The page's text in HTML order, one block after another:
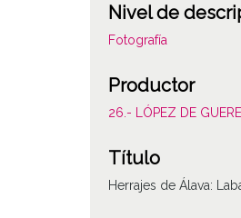
Nivel de
Fotografía
Productor
26.- LÓPEZ DE
Título
Herrajes de Álava: